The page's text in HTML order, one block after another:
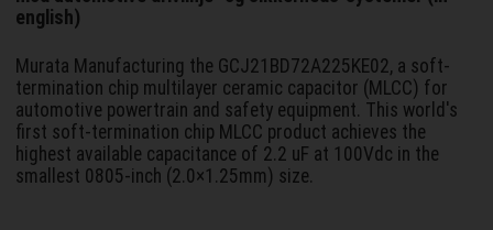
english)
Murata Manufacturing the GCJ21BD72A225KE02, a soft-
termination chip multilayer ceramic capacitor (MLCC) for
automotive powertrain and safety equipment. This world's
first soft-termination chip MLCC product achieves the
highest available capacitance of 2.2 uF at 100Vdc in the
smallest 0805-inch (2.0×1.25mm) size.